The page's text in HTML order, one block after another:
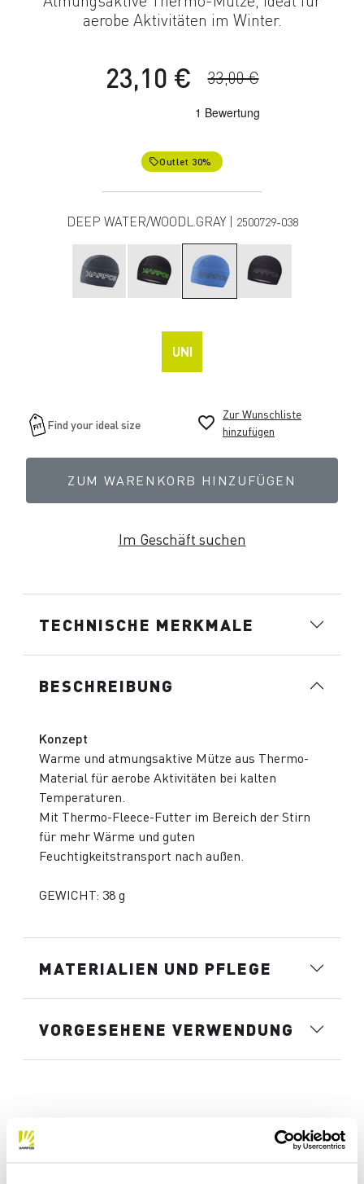
aerobe Aktivitäten im Winter.
23,10 € 33,00 €
local_offerOutlet 30%
DEEP WATER/WOODL.GRAY | 2500729-038
UNI
favorite_border
Zur Wunschliste
hinzufügen
ZUM WARENKORB HINZUFÜGEN
Im Geschäft suchen
TECHNISCHE MERKMALE
BESCHREIBUNG
Konzept
Warme und atmungsaktive Mütze aus Thermo-
Material für aerobe Aktivitäten bei kalten
Temperaturen.
Mit Thermo-Fleece-Futter im Bereich der Stirn
für mehr Wärme und guten
Feuchtigkeitstransport nach außen.
GEWICHT: 38 g
MATERIALIEN UND PFLEGE
VORGESEHENE VERWENDUNG